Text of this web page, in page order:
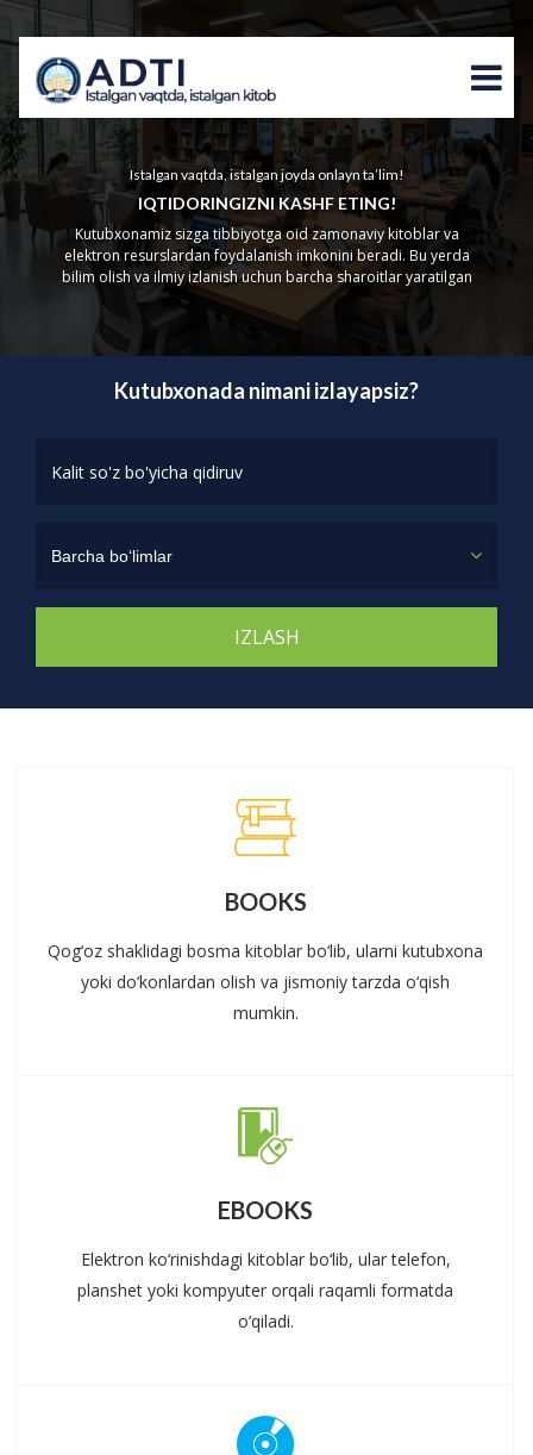
Istalgan vaqtda, istalgan joyda onlayn ta’lim!
IQTIDORINGIZNI KASHF ETING!
Kutubxonamiz sizga tibbiyotga oid zamonaviy kitoblar va
elektron resurslardan foydalanish imkonini beradi. Bu yerda
bilim olish va ilmiy izlanish uchun barcha sharoitlar yaratilgan
Kutubxonada nimani izlayapsiz?
Barcha bo‘limlar
BOOKS
Qog‘oz shaklidagi bosma kitoblar bo‘lib, ularni kutubxona
yoki do‘konlardan olish va jismoniy tarzda o‘qish
mumkin.
EBOOKS
Elektron ko‘rinishdagi kitoblar bo‘lib, ular telefon,
planshet yoki kompyuter orqali raqamli formatda
o‘qiladi.